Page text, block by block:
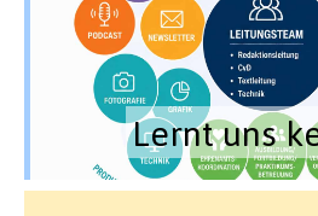
Lernt uns